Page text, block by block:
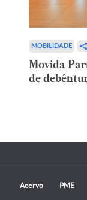
MOBILIDADE
Movida
de
Acervo PME